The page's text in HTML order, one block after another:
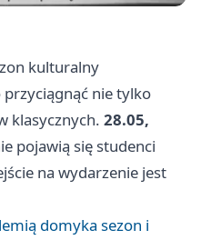
kulturalny
nie tylko
klasycznych. 28.05,
pojawią się studenci
na wydarzenie jest
domyka sezon i